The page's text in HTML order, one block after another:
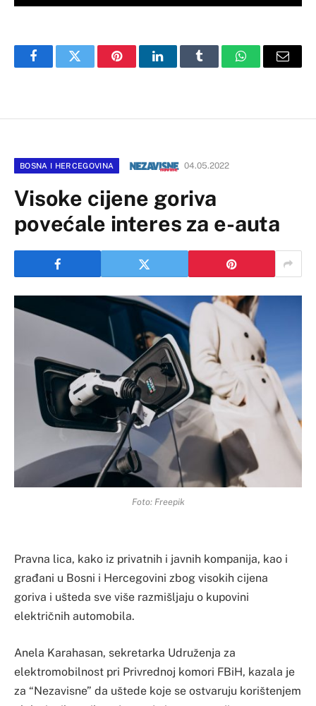
FacebookTwitter PinterestLinkedInTumblr WhatsAppEmail
BOSNA I HERCEGOVINA 04.05.2022
Visoke cijene goriva
povećale interes za e-auta
Foto: Freepik
Pravna lica, kako iz privatnih i javnih kompanija, kao i
građani u Bosni i Hercegovini zbog visokih cijena
goriva i ušteda sve više razmišljaju o kupovini
električnih automobila.
Anela Karahasan, sekretarka Udruženja za
elektromobilnost pri Privrednoj komori FBiH, kazala je
za “Nezavisne” da uštede koje se ostvaruju korištenjem